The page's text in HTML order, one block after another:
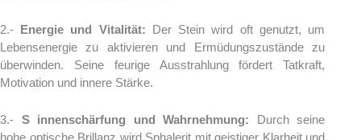
2.- Energie und Vitalität: Der Stein wird oft genutzt, um
Lebensenergie zu aktivieren und Ermüdungszustände zu
überwinden. Seine feurige Ausstrahlung fördert Tatkraft,
Motivation und innere Stärke.
3.- S innenschärfung und Wahrnehmung: Durch seine
hohe optische Brillanz wird Sphalerit mit geistiger Klarheit und